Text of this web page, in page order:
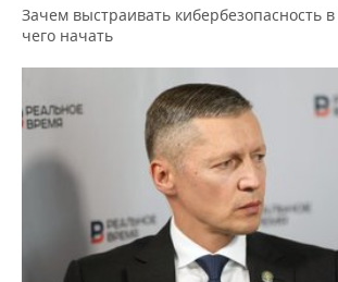
Зачем выстраивать кибербезопасность в
чего начать